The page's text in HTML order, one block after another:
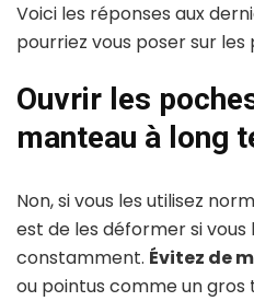
Voici les réponses aux
pourriez vous poser sur
Ouvrir les
manteau à long
Non, si vous les utilisez
est de les déformer si vous
constamment. Évitez de
ou pointus comme un gros